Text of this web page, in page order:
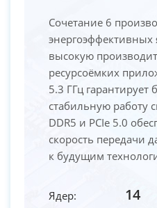
Сочетание 6
энергоэффективных
высокую
ресурсоёмких
5.3 ГГц гарантирует
стабильную работу
DDR5 и PCIe 5.0
скорость передачи
к будущим
Ядер: 14